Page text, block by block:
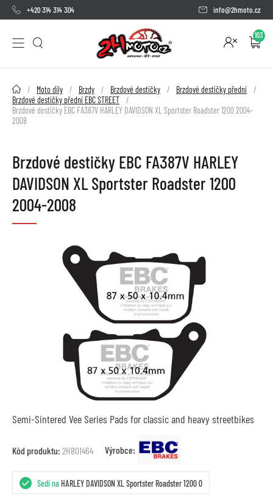
+420 314 314 304 info@2hmoto.cz
103
2HMOTO.cz Moto díly Brzdy Brzdové destičky
Brzdové destičky přední
Brzdové destičky přední EBC STREET
Brzdové destičky EBC FA387V HARLEY DAVIDSON XL Sportster Roadster 1200 2004-
2008
Brzdové destičky EBC FA387V HARLEY
DAVIDSON XL Sportster Roadster 1200
2004-2008
Semi-Sintered Vee Series Pads for classic and heavy streetbikes
Kód produktu: 2H801464 Výrobce:
Sedí naHARLEY DAVIDSON XL Sportster Roadster 1200 0